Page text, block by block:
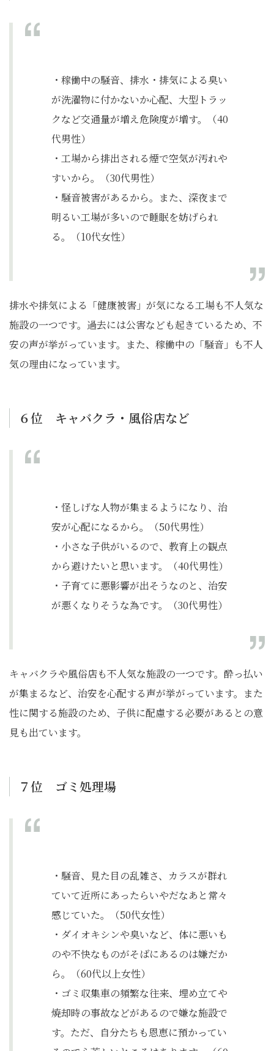
・稼働中の騒音、排水・排気による臭い
が洗濯物に付かないか心配、大型トラッ
クなど交通量が増え危険度が増す。（40
代男性）
・工場から排出される煙で空気が汚れや
すいから。（30代男性）
・騒音被害があるから。また、深夜まで
明るい工場が多いので睡眠を妨げられ
る。（10代女性）
排水や排気による「健康被害」が気になる工場も不人気な
施設の一つです。過去には公害なども起きているため、不
安の声が挙がっています。また、稼働中の「騒音」も不人
気の理由になっています。
６位 キャバクラ・風俗店など
・怪しげな人物が集まるようになり、治
安が心配になるから。（50代男性）
・小さな子供がいるので、教育上の観点
から避けたいと思います。（40代男性）
・子育てに悪影響が出そうなのと、治安
が悪くなりそうな為です。（30代男性）
キャバクラや風俗店も不人気な施設の一つです。酔っ払い
が集まるなど、治安を心配する声が挙がっています。また
性に関する施設のため、子供に配慮する必要があるとの意
見も出ています。
７位 ゴミ処理場
・騒音、見た目の乱雑さ、カラスが群れ
ていて近所にあったらいやだなあと常々
感じていた。（50代女性）
・ダイオキシンや臭いなど、体に悪いも
のや不快なものがそばにあるのは嫌だか
ら。（60代以上女性）
・ゴミ収集車の頻繁な往来、埋め立てや
焼却時の事故などがあるので嫌な施設で
す。ただ、自分たちも恩恵に預かってい